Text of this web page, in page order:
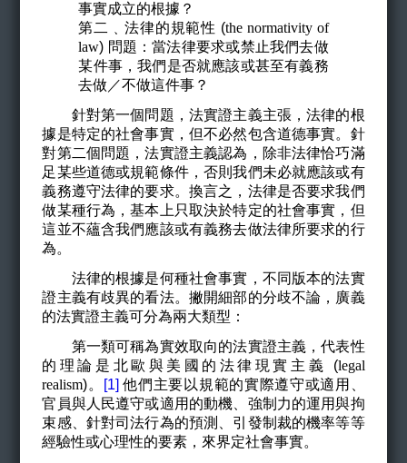
事實成立的根據？
第二﹑法律的規範性 (the normativity of
law) 問題：當法律要求或禁止我們去做
某件事，我們是否就應該或甚至有義務
去做／不做這件事？
針對第一個問題，法實證主義主張，法律的根
據是特定的社會事實，但不必然包含道德事實。針
對第二個問題，法實證主義認為，除非法律恰巧滿
足某些道德或規範條件，否則我們未必就應該或有
義務遵守法律的要求。換言之，法律是否要求我們
做某種行為，基本上只取決於特定的社會事實，但
這並不蘊含我們應該或有義務去做法律所要求的行
為。
法律的根據是何種社會事實，不同版本的法實
證主義有歧異的看法。撇開細部的分歧不論，廣義
的法實證主義可分為兩大類型：
第一類可稱為實效取向的法實證主義，代表性
的理論是北歐與美國的法律現實主義 (legal
realism)。 [1] 他們主要以規範的實際遵守或適用、
官員與人民遵守或適用的動機、強制力的運用與拘
束感、針對司法行為的預測、引發制裁的機率等等
經驗性或心理性的要素，來界定社會事實。